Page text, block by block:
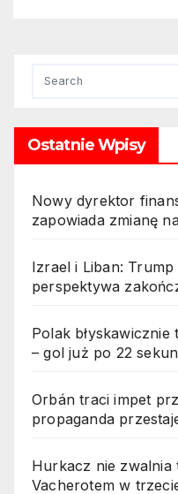
Ostatnie Wpisy
Nowy dyrektor
zapowiada zmianę
Izrael i Liban:
perspektywa
Polak błyskawicznie
– gol już po 22
Orbán traci impet
propaganda
Hurkacz nie zwalnia
Vacherotem w